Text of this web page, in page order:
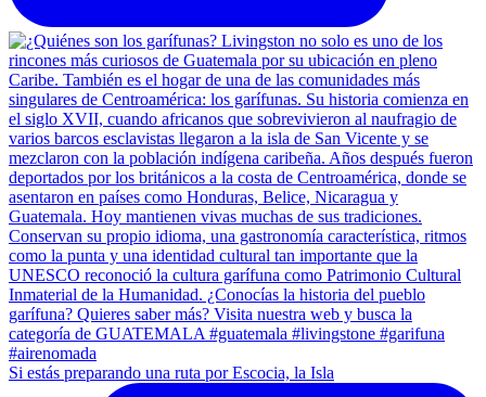
Si estás preparando una ruta por Escocia, la Isla